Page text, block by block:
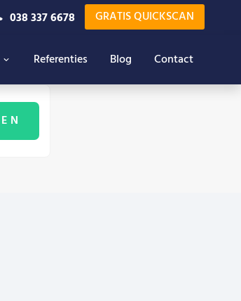
038 337 6678 GRATIS QUICKSCAN
Referenties Blog Contact